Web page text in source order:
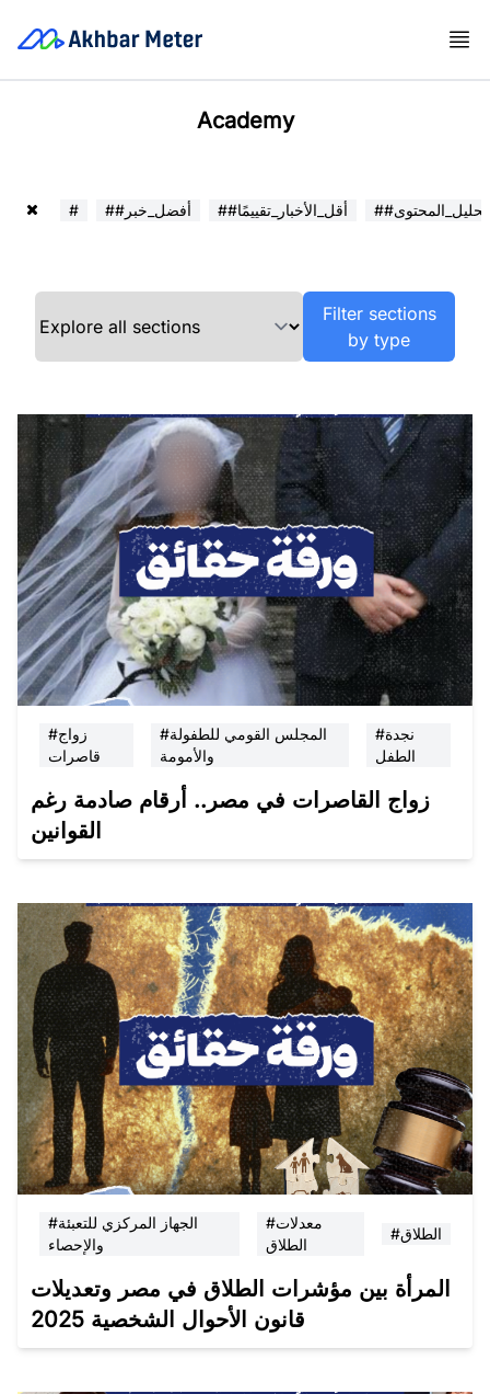
Academy
# ##أفضل_خبر ##أقل_الأخبار_تقييمًا ##تحليل_المحتوى
Filter sections
by type
#زواج
قاصرات
#المجلس القومي للطفولة
والأمومة
#نجدة
الطفل
زواج القاصرات في مصر.. أرقام صادمة رغم
القوانين
#الجهاز المركزي للتعبئة
والإحصاء
#معدلات
الطلاق
#الطلاق
المرأة بين مؤشرات الطلاق في مصر وتعديلات
قانون الأحوال الشخصية 2025